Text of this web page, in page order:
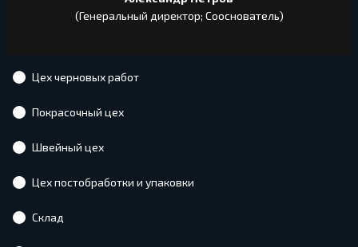
(Генеральный директор; Сооснователь)
Цех черновых работ
Покрасочный цех
Швейный цех
Цех постобработки и упаковки
Склад